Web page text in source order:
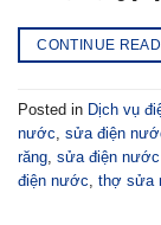
CONTINUE
Posted in Dịch vụ
nước sửa điện
răng sửa điện
điện nước thợ sửa